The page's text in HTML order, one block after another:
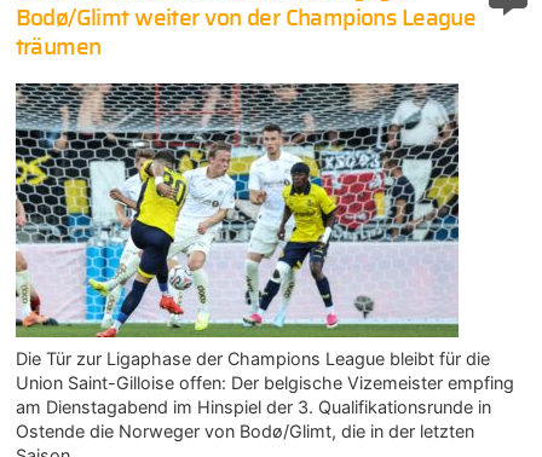
Bodø/Glimt weiter von der Champions League
träumen
Die Tür zur Ligaphase der Champions League bleibt für die
Union Saint-Gilloise offen: Der belgische Vizemeister empfing
am Dienstagabend im Hinspiel der 3. Qualifikationsrunde in
Ostende die Norweger von Bodø/Glimt, die in der letzten